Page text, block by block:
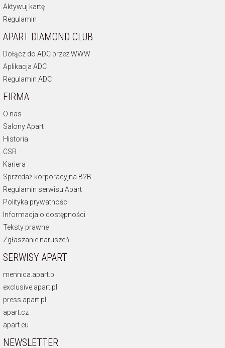
Aktywuj kartę
Regulamin
APART DIAMOND CLUB
Dołącz do ADC przez WWW
Aplikacja ADC
Regulamin ADC
FIRMA
O nas
Salony Apart
Historia
CSR
Kariera
Sprzedaż korporacyjna B2B
Regulamin serwisu Apart
Polityka prywatności
Informacja o dostępności
Teksty prawne
Zgłaszanie naruszeń
SERWISY APART
mennica.apart.pl
exclusive.apart.pl
press.apart.pl
apart.cz
apart.eu
NEWSLETTER